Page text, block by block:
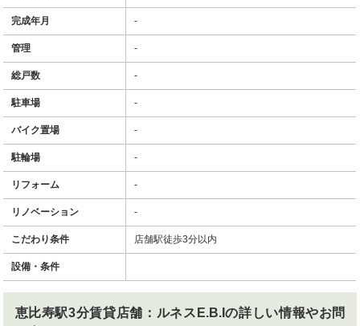
完成年月 -
管理 -
総戸数 -
駐車場 -
バイク置場 -
駐輪場 -
リフォーム -
リノベーション -
こだわり条件 店舗駅徒歩3分以内
設備・条件
恵比寿駅3分賃貸店舗：ルネスE.B.I の詳しい情報やお問